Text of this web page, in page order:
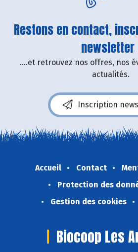
Restons en contact,
newsletter
....et retrouvez nos offres, nos
actualités.
Inscription
Accueil Contact
Protection des
Gestion des cookies
Biocoop Les